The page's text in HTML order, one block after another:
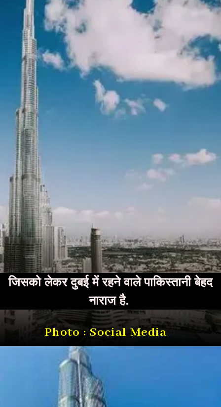
जिसको लेकर दुबई में रहने वाले पाकिस्तानी बेहद
नाराज है.
Photo : Social Media